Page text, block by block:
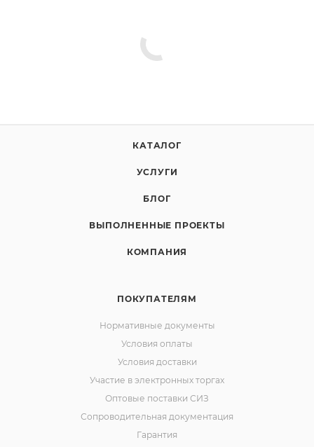
КАТАЛОГ
УСЛУГИ
БЛОГ
ВЫПОЛНЕННЫЕ ПРОЕКТЫ
КОМПАНИЯ
ПОКУПАТЕЛЯМ
Нормативные документы
Условия оплаты
Условия доставки
Участие в электронных торгах
Оптовые поставки СИЗ
Сопроводительная документация
Гарантия